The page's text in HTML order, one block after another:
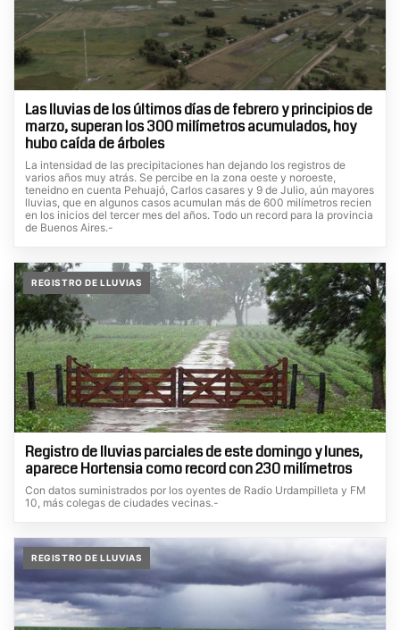
Las lluvias de los últimos días de febrero y principios de
marzo, superan los 300 milímetros acumulados, hoy
hubo caída de árboles
La intensidad de las precipitaciones han dejando los registros de
varios años muy atrás. Se percibe en la zona oeste y noroeste,
teneidno en cuenta Pehuajó, Carlos casares y 9 de Julio, aún mayores
lluvias, que en algunos casos acumulan más de 600 milímetros recien
en los inicios del tercer mes del años. Todo un record para la provincia
de Buenos Aires.-
REGISTRO DE LLUVIAS
Registro de lluvias parciales de este domingo y lunes,
aparece Hortensia como record con 230 milímetros
Con datos suministrados por los oyentes de Radio Urdampilleta y FM
10, más colegas de ciudades vecinas.-
REGISTRO DE LLUVIAS